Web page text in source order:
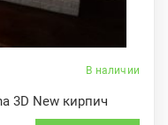
В наличии
3D New кирпич